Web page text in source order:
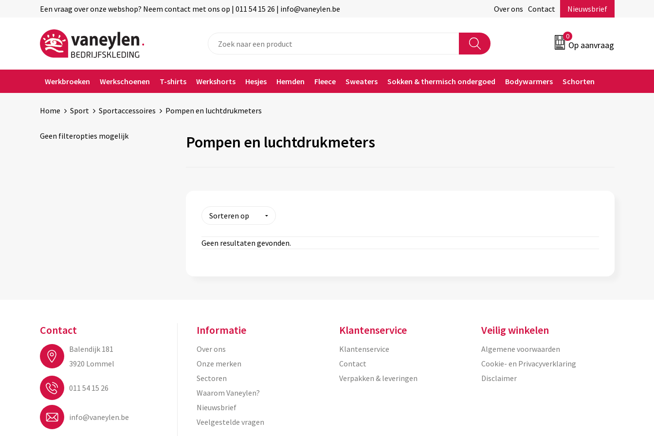
Een vraag over onze webshop? Neem contact met ons op | 011 54 15 26 | info@vaneylen.be Over ons Contact Nieuwsbrief
0
Op aanvraag
Werkbroeken Werkschoenen T-shirts Werkshorts Hesjes Hemden Fleece Sweaters Sokken & thermisch ondergoed Bodywarmers Schorten
Home Sport Sportaccessoires Pompen en luchtdrukmeters
Geen filteropties mogelijk Pompen en luchtdrukmeters
Geen resultaten gevonden.
Contact
Balendijk 181
3920 Lommel
011 54 15 26
info@vaneylen.be
Informatie
Over ons
Onze merken
Sectoren
Waarom Vaneylen?
Nieuwsbrief
Veelgestelde vragen
Klantenservice
Klantenservice
Contact
Verpakken & leveringen
Veilig winkelen
Algemene voorwaarden
Cookie- en Privacyverklaring
Disclaimer